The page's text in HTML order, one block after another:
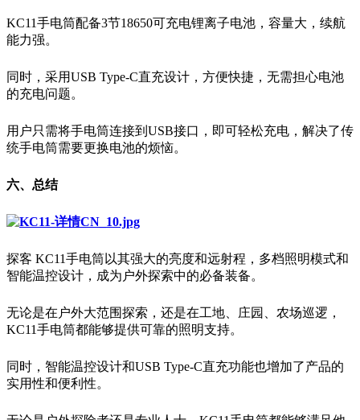
KC11手电筒配备3节18650可充电锂离子电池，容量大，续航
能力强。
同时，采用USB Type-C直充设计，方便快捷，无需担心电池
的充电问题。
用户只需将手电筒连接到USB接口，即可轻松充电，解决了传
统手电筒需要更换电池的烦恼。
六、总结
探客 KC11手电筒以其强大的亮度和远射程，多档照明模式和
智能温控设计，成为户外探索中的必备装备。
无论是在户外大范围探索，还是在工地、庄园、农场巡逻，
KC11手电筒都能够提供可靠的照明支持。
同时，智能温控设计和USB Type-C直充功能也增加了产品的
实用性和便利性。